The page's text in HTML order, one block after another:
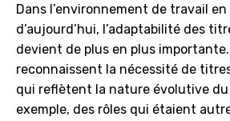
Dans l’environnement de travail
d’aujourd’hui, l’adaptabilité des
devient de plus en plus
reconnaissent la nécessité de
qui reflètent la nature évolutive
exemple, des rôles qui étaient